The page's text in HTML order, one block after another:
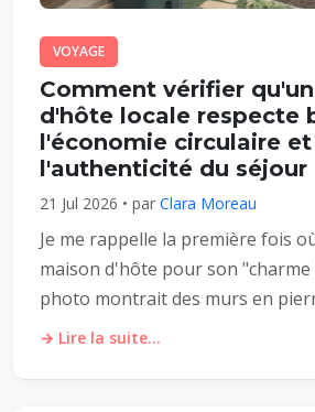
VOYAGE
Comment vérifier
d'hôte locale respecte
l'économie circulaire
l'authenticité du séjour
21 Jul 2026 • par Clara Moreau
Je me rappelle la première fois
maison d'hôte pour son
photo montrait des murs en
→ Lire la suite...